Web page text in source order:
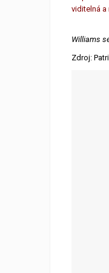
viditelná a
Williams
Zdroj: